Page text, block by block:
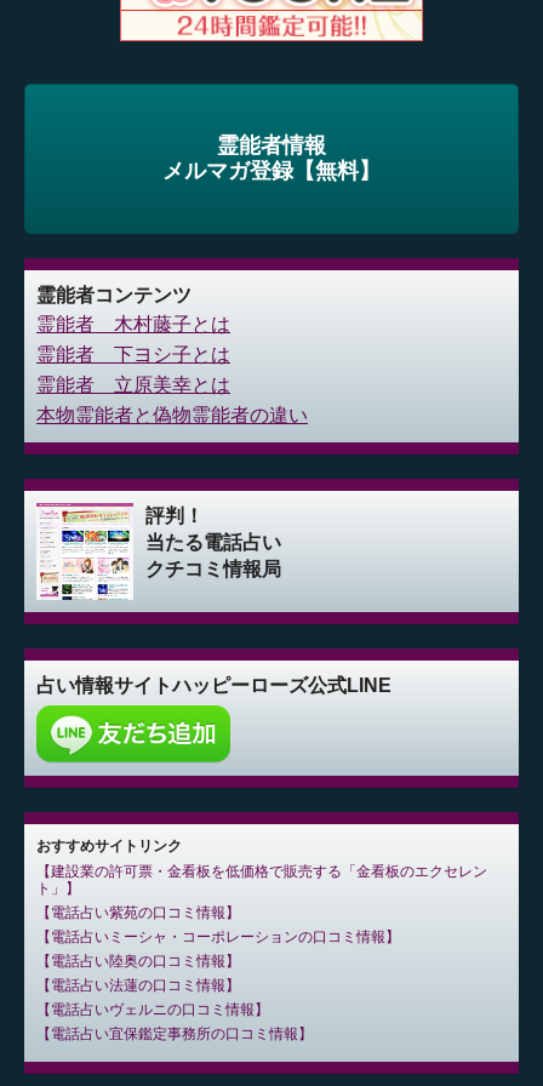
霊能者情報
メルマガ登録【無料】
霊能者コンテンツ
霊能者 木村藤子とは
霊能者 下ヨシ子とは
霊能者 立原美幸とは
本物霊能者と偽物霊能者の違い
評判！
当たる電話占い
クチコミ情報局
占い情報サイトハッピーローズ公式LINE
おすすめサイトリンク
建設業の許可票・金看板を低価格で販売する「金看板のエクセレン
ト」
電話占い紫苑の口コミ情報
電話占いミーシャ・コーポレーションの口コミ情報
電話占い陸奥の口コミ情報
電話占い法蓮の口コミ情報
電話占いヴェルニの口コミ情報
電話占い宜保鑑定事務所の口コミ情報